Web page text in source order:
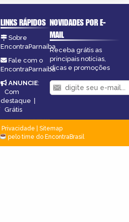
LINKS RÁPIDOS
Sobre
EncontraParnaíba
Fale com o
EncontraParnaíba
ANUNCIE:
Com
destaque
Grátis
NOVIDADES POR E-
MAIL
Receba grátis as
principais notícias,
dicas e promoções
Privacidade
Sitemap
pelo time do EncontraBrasil